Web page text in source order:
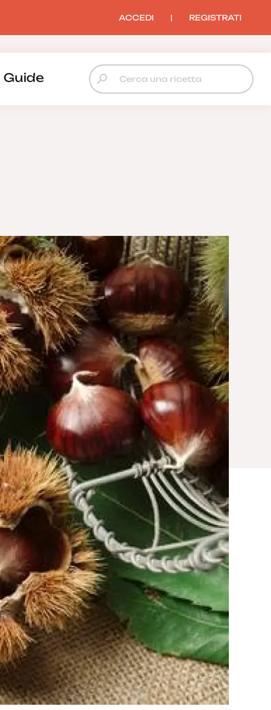
ACCEDI | REGISTRATI
Guide